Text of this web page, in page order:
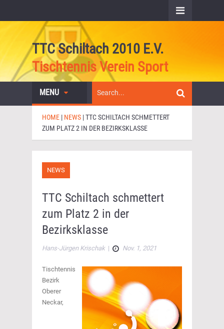
TTC Schiltach 2010 E.V.
Tischtennis Verein Sport
MENU
HOME | NEWS |TTC SCHILTACH SCHMETTERT
ZUM PLATZ 2 IN DER BEZIRKSKLASSE
NEWS
TTC Schiltach schmettert
zum Platz 2 in der
Bezirksklasse
Hans-Jürgen Krischak| Nov. 1, 2021
Tischtennis
Bezirk
Oberer
Neckar,